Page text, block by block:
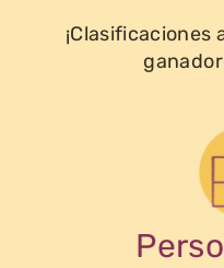
¡Clasificaciones